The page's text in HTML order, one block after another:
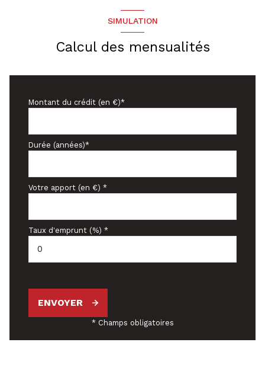
SIMULATION
Calcul des mensualités
Montant du crédit (en €)*
Durée (années)*
Votre apport (en €) *
Taux d'emprunt (%) *
ENVOYER
* Champs obligatoires